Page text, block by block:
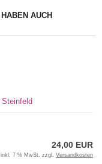
AUCH
24,00 EUR
inkl. 7 % MwSt. zzgl. Versandkosten